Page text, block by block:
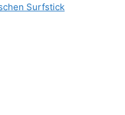
Surfstick